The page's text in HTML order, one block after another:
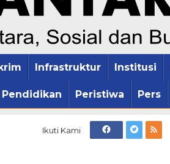
Infrastruktur Institusi
Pendidikan Peristiwa Pers
Ikuti Kami